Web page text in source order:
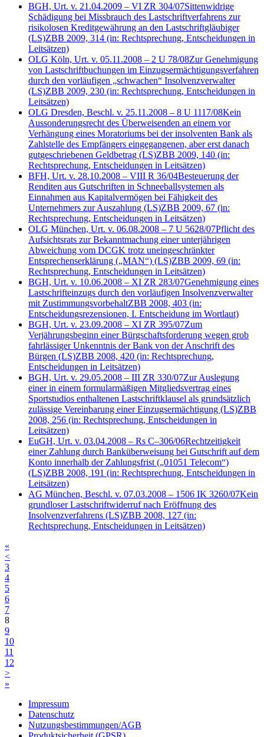
BGH, Urt. v. 21.04.2009 – VI ZR 304/07Sittenwidrige
Schädigung bei Missbrauch des Lastschriftverfahrens zur
risikolosen Kreditgewährung an den Lastschriftgläubiger
(LS)ZBB 2009, 314 (in: Rechtsprechung, Entscheidungen in
Leitsätzen)
OLG Köln, Urt. v. 05.11.2008 – 2 U 78/08Zur Genehmigung
von Lastschriftbuchungen im Einzugsermächtigungsverfahren
durch den vorläufigen „schwachen“ Insolvenzverwalter
(LS)ZBB 2009, 230 (in: Rechtsprechung, Entscheidungen in
Leitsätzen)
OLG Dresden, Beschl. v. 25.11.2008 – 8 U 1117/08Kein
Aussonderungsrecht des Überweisenden an einem vor
Verhängung eines Moratoriums bei der insolventen Bank als
Zahlstelle des Empfängers eingegangenen, aber erst danach
gutgeschriebenen Geldbetrag (LS)ZBB 2009, 140 (in:
Rechtsprechung, Entscheidungen in Leitsätzen)
BFH, Urt. v. 28.10.2008 – VIII R 36/04Besteuerung der
Renditen aus Gutschriften in Schneeballsystemen als
Einnahmen aus Kapitalvermögen bei Fähigkeit des
Unternehmers zur Auszahlung (LS)ZBB 2009, 67 (in:
Rechtsprechung, Entscheidungen in Leitsätzen)
OLG München, Urt. v. 06.08.2008 – 7 U 5628/07Pflicht des
Aufsichtsrats zur Bekanntmachung einer unterjährigen
Abweichung vom DCGK trotz uneingeschränkter
Entsprechenserklärung („MAN“) (LS)ZBB 2009, 69 (in:
Rechtsprechung, Entscheidungen in Leitsätzen)
BGH, Urt. v. 10.06.2008 – XI ZR 283/07Genehmigung eines
Lastschrifteinzugs durch den vorläufigen Insolvenzverwalter
mit ZustimmungsvorbehaltZBB 2008, 403 (in:
Entscheidungsrezensionen, I. Entscheidung im Wortlaut)
BGH, Urt. v. 23.09.2008 – XI ZR 395/07Zum
Verjährungsbeginn einer Bürgschaftsforderung wegen grob
fahrlässiger Unkenntnis der Bank von der Anschrift des
Bürgen (LS)ZBB 2008, 420 (in: Rechtsprechung,
Entscheidungen in Leitsätzen)
BGH, Urt. v. 29.05.2008 – III ZR 330/07Zur Auslegung
einer in einem formularmäßigen Mitgliedsvertrag eines
Sportstudios enthaltenen Lastschriftklausel als grundsätzlich
zulässige Vereinbarung einer Einzugsermächtigung (LS)ZBB
2008, 256 (in: Rechtsprechung, Entscheidungen in
Leitsätzen)
EuGH, Urt. v. 03.04.2008 – Rs C–306/06Rechtzeitigkeit
einer Zahlung durch Banküberweisung bei Gutschrift auf dem
Konto innerhalb der Zahlungsfrist („01051 Telecom“)
(LS)ZBB 2008, 191 (in: Rechtsprechung, Entscheidungen in
Leitsätzen)
AG München, Beschl. v. 07.03.2008 – 1506 IK 3260/07Kein
grundloser Lastschriftwiderruf nach Eröffnung des
Insolvenzverfahrens (LS)ZBB 2008, 127 (in:
Rechtsprechung, Entscheidungen in Leitsätzen)
«
<
3
4
5
6
7
8
9
10
11
12
>
»
Impressum
Datenschutz
Nutzungsbestimmungen/AGB